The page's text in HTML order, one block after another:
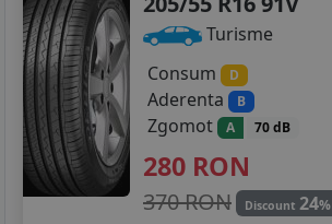
Turisme
Consum
D
Aderenta B
Zgomot A 70 dB
280 RON
370 RON Discount 24%